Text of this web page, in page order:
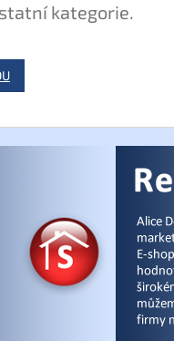
kategorie.